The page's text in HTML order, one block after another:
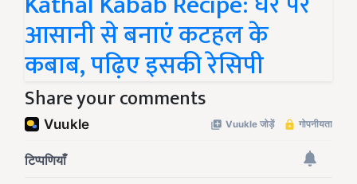
आसानी से बनाएं कटहल के
कबाब, पढ़िए इसकी रेसिपी
Share your comments